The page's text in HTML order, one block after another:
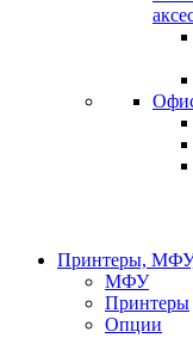
Принтеры,
МФУ
Принтеры
Опции